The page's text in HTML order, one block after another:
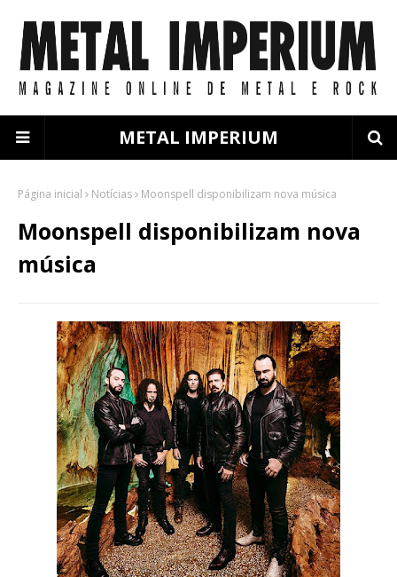
METAL IMPERIUM
Página inicial Notícias Moonspell disponibilizam nova música
Moonspell disponibilizam nova
música